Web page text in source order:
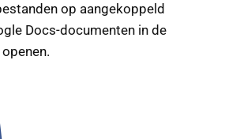
op aangekoppeld
Docs-documenten in de